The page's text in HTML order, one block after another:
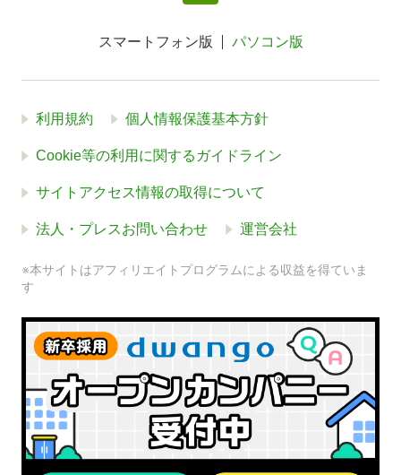
スマートフォン版 パソコン版
利用規約 個人情報保護基本方針
Cookie等の利用に関するガイドライン
サイトアクセス情報の取得について
法人・プレスお問い合わせ 運営会社
※本サイトはアフィリエイトプログラムによる収益を得ていま
す